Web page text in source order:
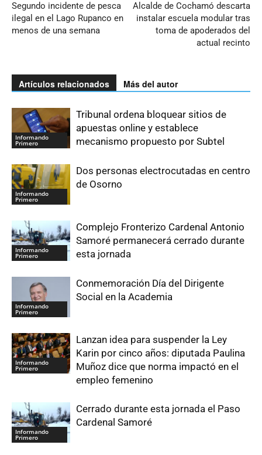
Segundo incidente de pesca
ilegal en el Lago Rupanco en
menos de una semana
Alcalde de Cochamó descarta
instalar escuela modular tras
toma de apoderados del
actual recinto
Artículos relacionados Más del autor
Informando
Primero
Tribunal ordena bloquear sitios de
apuestas online y establece
mecanismo propuesto por Subtel
Informando
Primero
Dos personas electrocutadas en centro
de Osorno
Informando
Primero
Complejo Fronterizo Cardenal Antonio
Samoré permanecerá cerrado durante
esta jornada
Informando
Primero
Conmemoración Día del Dirigente
Social en la Academia
Informando
Primero
Lanzan idea para suspender la Ley
Karin por cinco años: diputada Paulina
Muñoz dice que norma impactó en el
empleo femenino
Informando
Primero
Cerrado durante esta jornada el Paso
Cardenal Samoré